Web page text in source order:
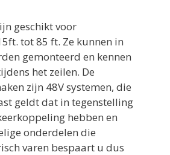
geschikt voor
tot 85 ft. Ze kunnen in
gemonteerd en kennen
het zeilen. De
zijn 48V systemen, die
geldt dat in tegenstelling
hebben en
onderdelen die
varen bespaart u dus